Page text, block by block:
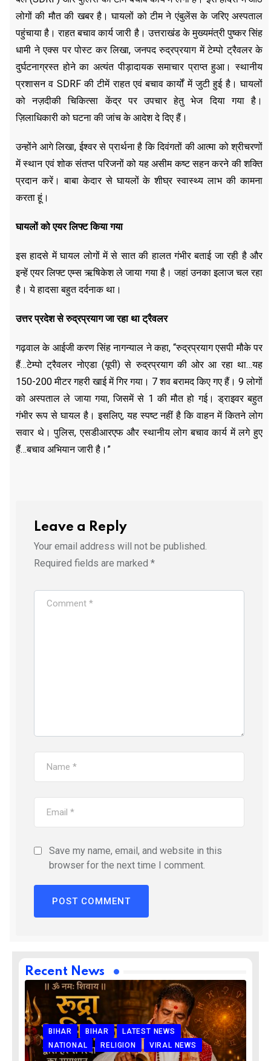
लोगों की मौत की खबर है। घायलों को टीम ने एंबुलेंस के जरिए अस्पताल
पहुंचाया है। राहत बचाव कार्य जारी है। उत्तराखंड के मुख्यमंत्री पुष्कर सिंह
धामी ने एक्स पर पोस्ट कर लिखा, जनपद रुद्रप्रयाग में टेम्पो ट्रैवलर के
दुर्घटनाग्रस्त होने का अत्यंत पीड़ादायक समाचार प्राप्त हुआ। स्थानीय
प्रशासन व SDRF की टीमें राहत एवं बचाव कार्यों में जुटी हुई है। घायलों
को नज़दीकी चिकित्सा केंद्र पर उपचार हेतु भेज दिया गया है।
ज़िलाधिकारी को घटना की जांच के आदेश दे दिए हैं।
उन्होंने आगे लिखा, ईश्वर से प्रार्थना है कि दिवंगतों की आत्मा को श्रीचरणों
में स्थान एवं शोक संतप्त परिजनों को यह असीम कष्ट सहन करने की शक्ति
प्रदान करें। बाबा केदार से घायलों के शीघ्र स्वास्थ्य लाभ की कामना
करता हूं।
घायलों को एयर लिफ्ट किया गया
इस हादसे में घायल लोगों में से सात की हालत गंभीर बताई जा रही है और
इन्हें एयर लिफ्ट एम्स ऋषिकेश ले जाया गया है। जहां उनका इलाज चल रहा
है। ये हादसा बहुत दर्दनाक था।
उत्तर प्रदेश से रुद्रप्रयाग जा रहा था ट्रैवलर
गढ़वाल के आईजी करण सिंह नागन्याल ने कहा, “रुद्रप्रयाग एसपी मौके पर
हैं…टेम्पो ट्रैवलर नोएडा (यूपी) से रुद्रप्रयाग की ओर आ रहा था…यह
150-200 मीटर गहरी खाई में गिर गया। 7 शव बरामद किए गए हैं। 9 लोगों
को अस्पताल ले जाया गया, जिसमें से 1 की मौत हो गई। ड्राइवर बहुत
गंभीर रूप से घायल है। इसलिए, यह स्पष्ट नहीं है कि वाहन में कितने लोग
सवार थे। पुलिस, एसडीआरएफ और स्थानीय लोग बचाव कार्य में लगे हुए
हैं…बचाव अभियान जारी है।”
Leave a Reply
Your email address will not be published.
Required fields are marked *
Save my name, email, and website in this
browser for the next time I comment.
Recent News
BIHAR BIHAR
LATEST NEWS
NATIONAL
RELIGION VIRAL NEWS